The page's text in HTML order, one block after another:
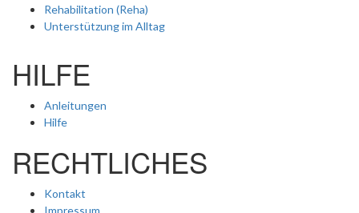
Rehabilitation (Reha)
Unterstützung im Alltag
HILFE
Anleitungen
Hilfe
RECHTLICHES
Kontakt
Impressum